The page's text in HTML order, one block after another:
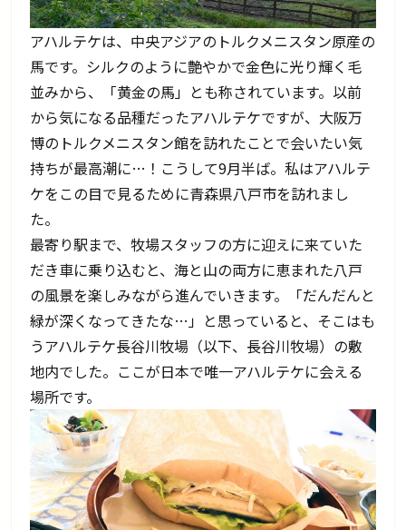
アハルテケは、中央アジアのトルクメニスタン原産の
馬です。シルクのように艶やかで金色に光り輝く毛
並みから、「黄金の馬」とも称されています。以前
から気になる品種だったアハルテケですが、大阪万
博のトルクメニスタン館を訪れたことで会いたい気
持ちが最高潮に…！こうして9月半ば。私はアハルテ
ケをこの目で見るために青森県八戸市を訪れまし
た。
最寄り駅まで、牧場スタッフの方に迎えに来ていた
だき車に乗り込むと、海と山の両方に恵まれた八戸
の風景を楽しみながら進んでいきます。「だんだんと
緑が深くなってきたな…」と思っていると、そこはも
うアハルテケ長谷川牧場（以下、長谷川牧場）の敷
地内でした。ここが日本で唯一アハルテケに会える
場所です。